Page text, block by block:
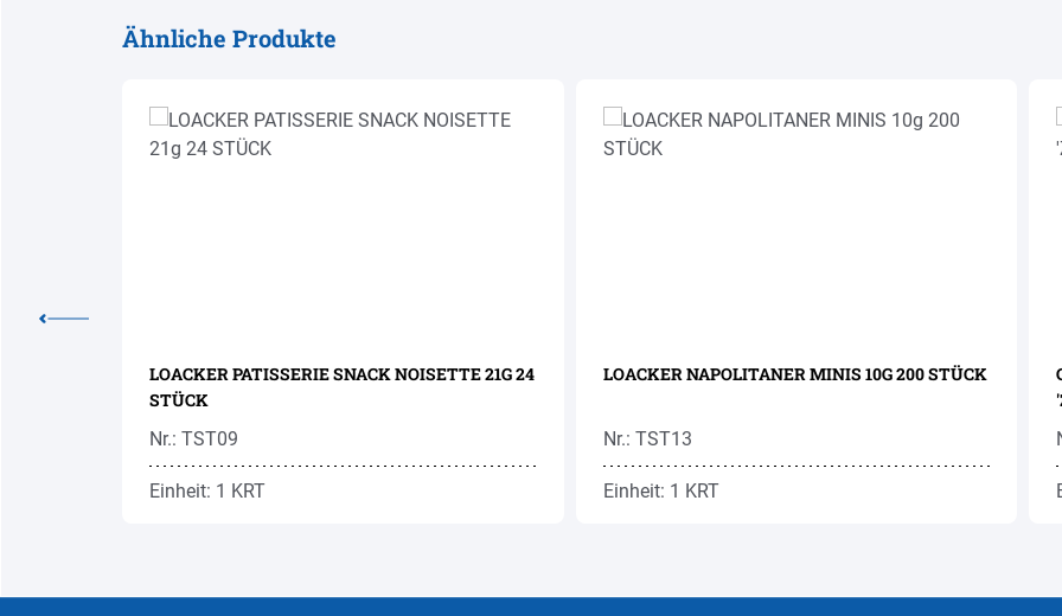
Ähnliche Produkte
LOACKER PATISSERIE SNACK NOISETTE 21G 24
STÜCK
Nr.: TST09
Einheit: 1 KRT
LOACKER NAPOLITANER MINIS 10G 200 STÜCK
Nr.: TST13
Einheit: 1 KRT